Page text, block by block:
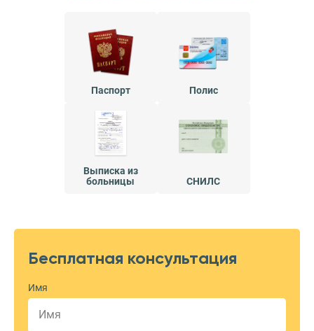
Паспорт Полис
Выписка из
больницы
СНИЛС
Бесплатная консультация
Имя